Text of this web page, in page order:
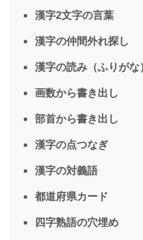
漢字2文字の言葉
漢字の仲間外れ探し
漢字の読み（ふりがな
画数から書き出し
部首から書き出し
漢字の点つなぎ
漢字の対義語
都道府県カード
四字熟語の穴埋め